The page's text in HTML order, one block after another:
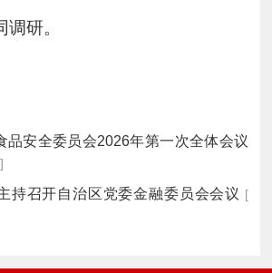
研。
品安全委员会2026年第一次全体会议
持召开自治区党委金融委员会会议 [